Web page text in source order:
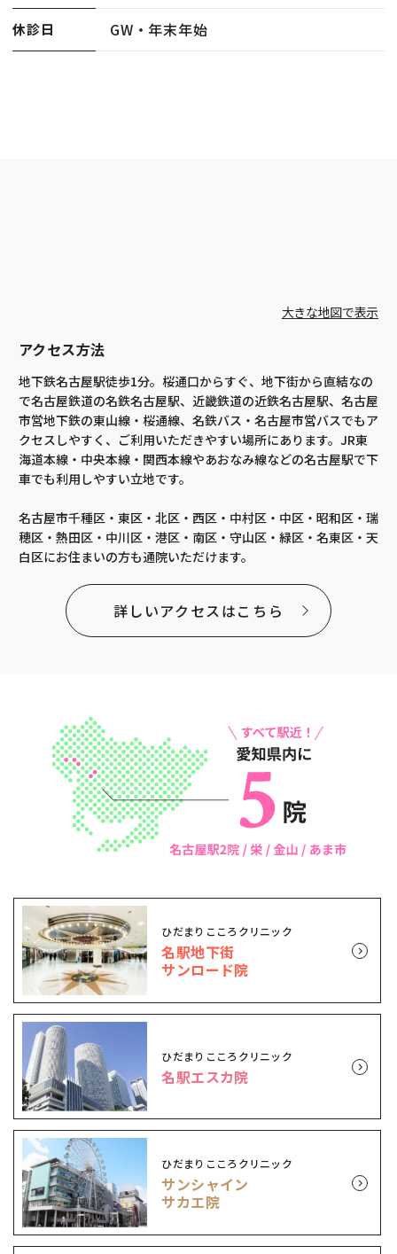
休診日 GW・年末年始
アクセス方法
地下鉄名古屋駅徒歩1分。桜通口からすぐ、地下街から直結なの
で名古屋鉄道の名鉄名古屋駅、近畿鉄道の近鉄名古屋駅、名古屋
市営地下鉄の東山線・桜通線、名鉄バス・名古屋市営バスでもア
クセスしやすく、ご利用いただきやすい場所にあります。JR東
海道本線・中央本線・関西本線やあおなみ線などの名古屋駅で下
車でも利用しやすい立地です。
名古屋市千種区・東区・北区・西区・中村区・中区・昭和区・瑞
穂区・熱田区・中川区・港区・南区・守山区・緑区・名東区・天
白区にお住まいの方も通院いただけます。
詳しいアクセスはこちら
大きな地図で表示
ひだまりこころクリニック
名駅地下街
サンロード院
ひだまりこころクリニック
名駅エスカ院
ひだまりこころクリニック
サンシャイン
サカエ院